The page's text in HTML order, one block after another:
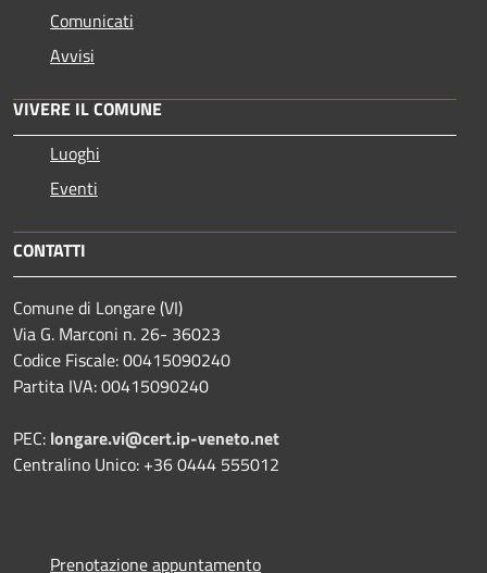
Comunicati
Avvisi
VIVERE IL COMUNE
Luoghi
Eventi
CONTATTI
Comune di Longare (VI)
Via G. Marconi n. 26- 36023
Codice Fiscale: 00415090240
Partita IVA: 00415090240
PEC: longare.vi@cert.ip-veneto.net
Centralino Unico: +36 0444 555012
Prenotazione appuntamento